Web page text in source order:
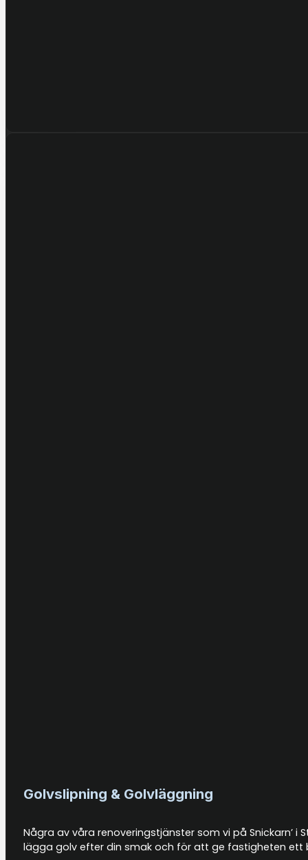
Golvslipning & Golvläggning
Några av våra renoveringstjänster som vi på
lägga golv efter din smak och för att ge fastigheten ett